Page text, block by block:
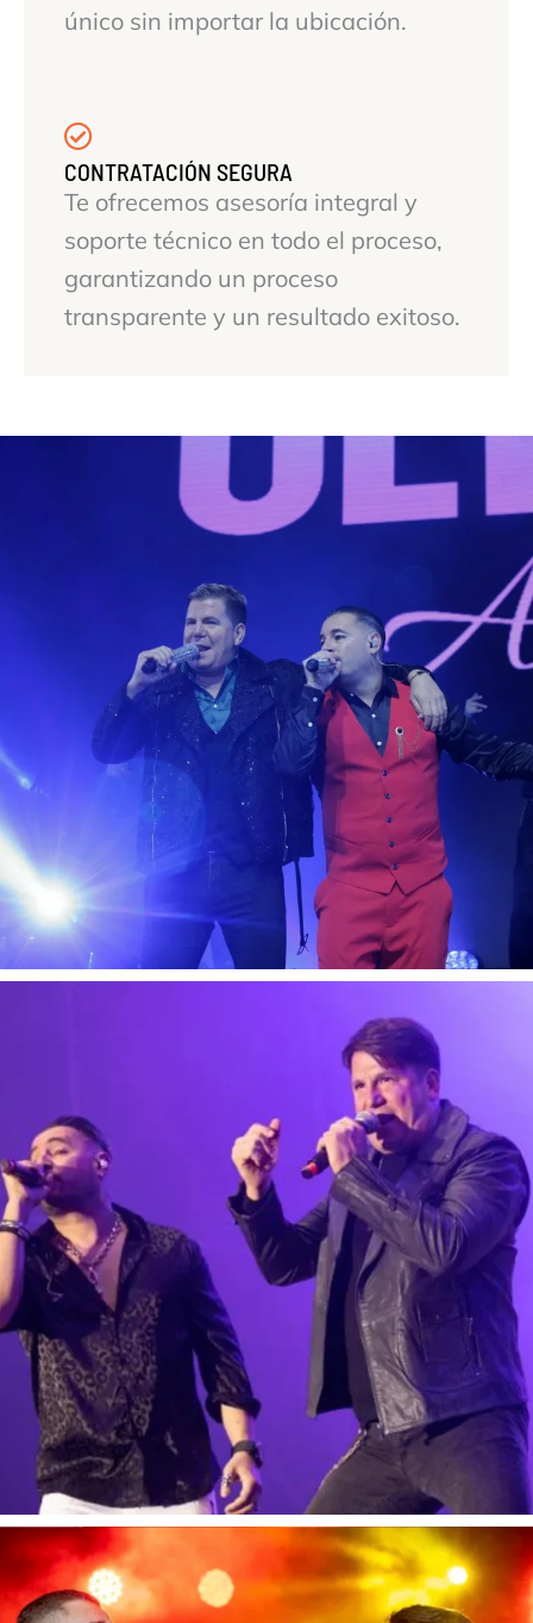
único sin importar la ubicación.
CONTRATACIÓN SEGURA
Te ofrecemos asesoría integral y
soporte técnico en todo el proceso,
garantizando un proceso
transparente y un resultado exitoso.